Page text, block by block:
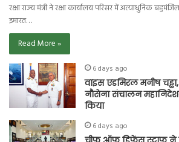
रक्षा राज्य मंत्री ने रक्षा कार्यालय परिसर में अत्याधुनिक
इमारत…
Read More »
6 days ago
वाइस एडमिरल मनीष
नौसेना संचालन
किया
6 days ago